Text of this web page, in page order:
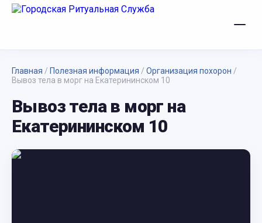
Главная / Полезная информация / Организация похорон /
Вывоз тела в морг на Екатерининском 10
Вывоз тела в морг на
Екатерининском 10